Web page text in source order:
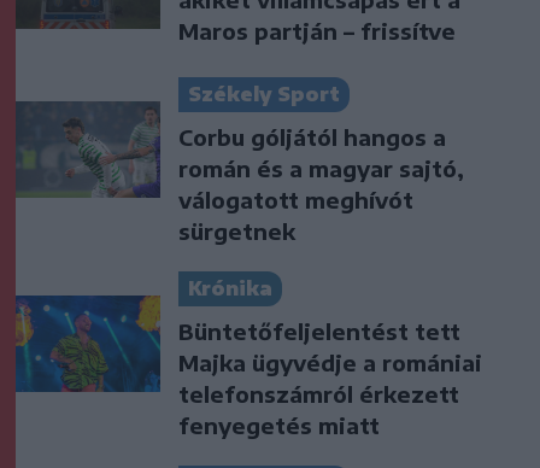
Maros partján – frissítve
Székely Sport
Corbu góljától hangos a
román és a magyar sajtó,
válogatott meghívót
sürgetnek
Krónika
Büntetőfeljelentést tett
Majka ügyvédje a romániai
telefonszámról érkezett
fenyegetés miatt